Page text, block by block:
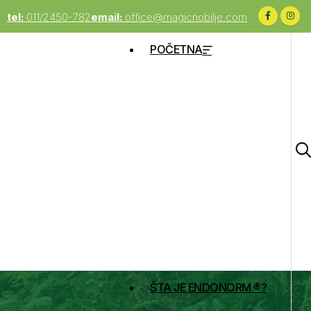
tel: 011/2450-782email: office@magicnobilje.com
POČETNA
ŠTA JE ENDONORM ®?